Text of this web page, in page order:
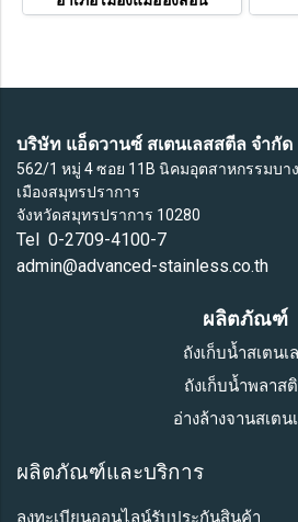
บริษัท แอ็ดวานซ์ สเตนเลสสตีล จำกัด
562/1 หมู่ 4 ซอย 11B นิคมอุตสาหกรรมบา
เมืองสมุทรปราการ
จังหวัดสมุทรปราการ 10280
Tel 0-2709-4100-7
admin@advanced-stainless.co.th
ผลิตภัณฑ์
ถังเก็บน้ำสเตนเ
ถังเก็บน้ำพลาส
อ่างล้างจานสเตน
ผลิตภัณฑ์และบริการ
ลงทะเบียนออนไลน์รับประกันสินค้า